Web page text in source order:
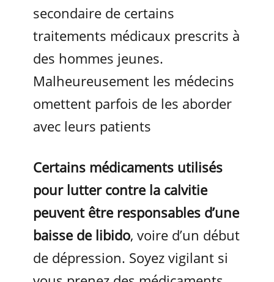
secondaire de certains
traitements médicaux prescrits à
des hommes jeunes.
Malheureusement les médecins
omettent parfois de les aborder
avec leurs patients
Certains médicaments utilisés
pour lutter contre la calvitie
peuvent être responsables d’une
baisse de libido, voire d’un début
de dépression. Soyez vigilant si